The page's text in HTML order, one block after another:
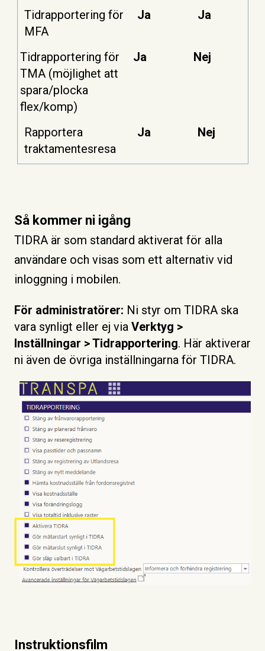
Tidrapportering för
MFA
Ja Ja
Tidrapportering för
TMA (möjlighet att
spara/plocka
flex/komp)
Ja Nej
Rapportera
traktamentesresa
Ja Nej
Så kommer ni igång
TIDRA är som standard aktiverat för alla
användare och visas som ett alternativ vid
inloggning i mobilen.
För administratörer: Ni styr om TIDRA ska
vara synligt eller ej via Verktyg >
Inställningar > Tidrapportering. Här aktiverar
ni även de övriga inställningarna för TIDRA.
Instruktionsfilm